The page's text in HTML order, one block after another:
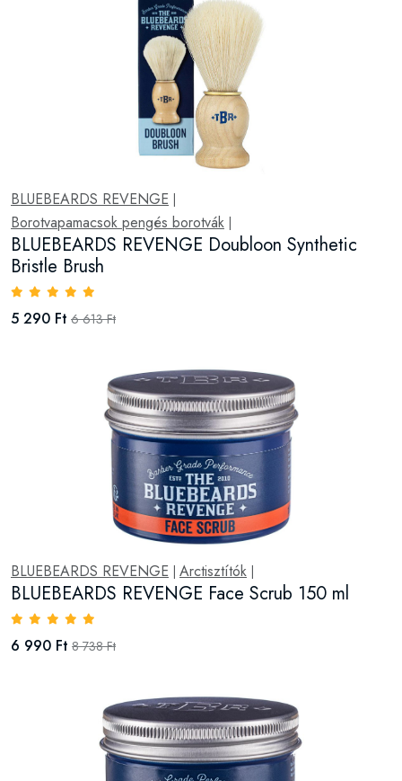
BLUEBEARDS REVENGE
Borotvapamacsok pengés borotvák
BLUEBEARDS REVENGE Doubloon Synthetic
Bristle Brush
5 290 Ft 6 613 Ft
BLUEBEARDS REVENGE Arctisztítók
BLUEBEARDS REVENGE Face Scrub 150 ml
6 990 Ft 8 738 Ft